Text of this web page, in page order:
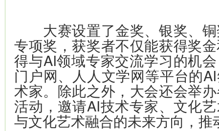
大赛设置了金奖、银奖、铜
专项奖，获奖者不仅能获得奖
得与AI领域专家交流学习的机
门户网、人人文学网等平台的
术家。除此之外，大会还会举
活动，邀请AI技术专家、文化
与文化艺术融合的未来方向，推